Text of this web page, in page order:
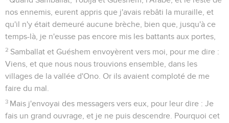
nos ennemis, eurent appris que j'avais rebâti la muraille, et
qu'il n'y était demeuré aucune brèche, bien que, jusqu'à ce
temps-là, je n'eusse pas encore mis les battants aux portes,
2 Samballat et Guéshem envoyèrent vers moi, pour me dire :
Viens, et que nous nous trouvions ensemble, dans les
villages de la vallée d'Ono. Or ils avaient comploté de me
faire du mal.
3 Mais j'envoyai des messagers vers eux, pour leur dire : Je
fais un grand ouvrage, et je ne puis descendre. Pourquoi cet